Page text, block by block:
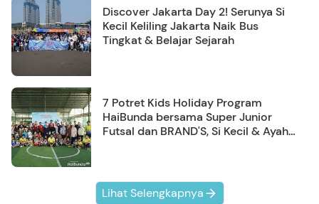
Discover Jakarta Day 2! Serunya Si
Kecil Keliling Jakarta Naik Bus
Tingkat & Belajar Sejarah
7 Potret Kids Holiday Program
HaiBunda bersama Super Junior
Futsal dan BRAND'S, Si Kecil & Ayah
Lihat Selengkapnya